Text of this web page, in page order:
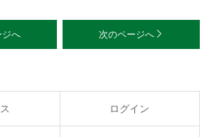
ジへ 次のページへ
ログイン